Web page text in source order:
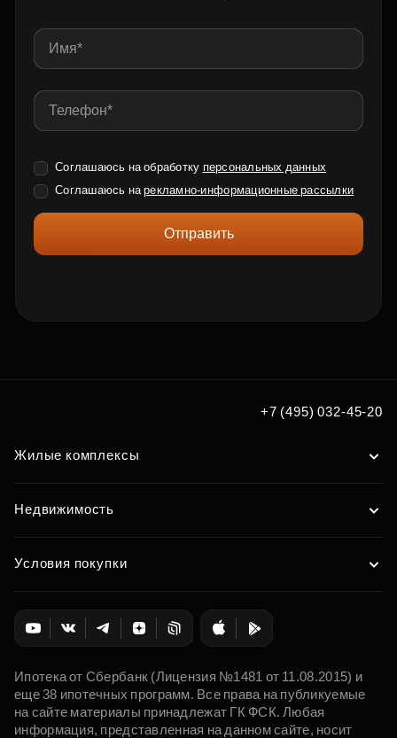
Соглашаюсь на обработку персональных данных
Соглашаюсь нарекламно-информационные рассылки
Отправить
+7 (495) 032-45-20
Жилые комплексы
Недвижимость
Условия покупки
Ипотека от Сбербанк (Лицензия №1481 от 11.08.2015) и
еще 38 ипотечных программ. Все права на публикуемые
на сайте материалы принадлежат ГК ФСК. Любая
информация, представленная на данном сайте, носит